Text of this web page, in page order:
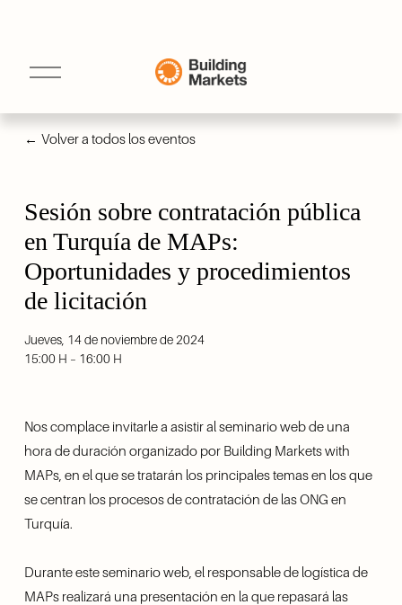
A
b
i
e
ú
Volver a todos los eventos
Sesión sobre contratación pública
en Turquía de MAPs:
Oportunidades y procedimientos
de licitación
Jueves, 14 de noviembre de 2024
15:00 H
16:00 H
Nos complace invitarle a asistir al seminario web de una
hora de duración organizado por Building Markets with
MAPs, en el que se tratarán los principales temas en los que
se centran los procesos de contratación de las ONG en
Turquía.
Durante este seminario web, el responsable de logística de
MAPs realizará una presentación en la que repasará las